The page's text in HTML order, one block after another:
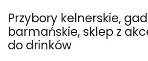
Przybory kelnerskie,
barmańskie, sklep z
do drinków